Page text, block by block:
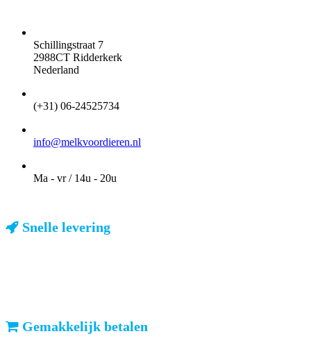
Schillingstraat 7
2988CT Ridderkerk
Nederland
(+31) 06-24525734
info@melkvoordieren.nl
Ma - vr / 14u - 20u
Snelle levering
Gemakkelijk betalen